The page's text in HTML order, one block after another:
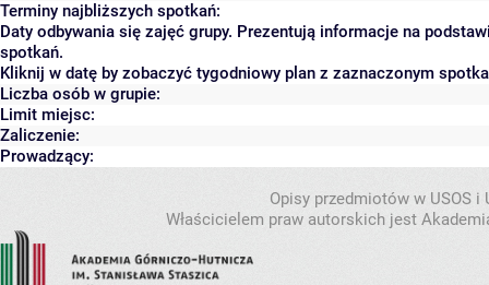
Terminy najbliższych spotkań:
Daty odbywania się zajęć grupy. Prezentują informacje na
spotkań.
Kliknij w datę by zobaczyć tygodniowy plan z zaznaczonym
Liczba osób w grupie:
Limit miejsc:
Zaliczenie:
Prowadzący:
Opisy przedmiotów w USOS
Właścicielem praw autorskich jest